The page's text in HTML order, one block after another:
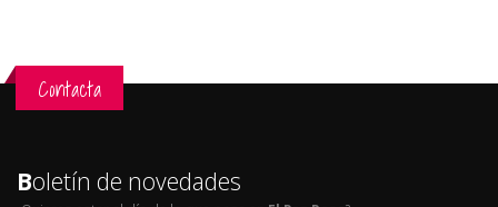
Contacta
Boletín de novedades